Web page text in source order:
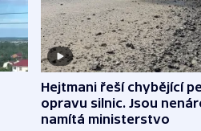
Hejtmani řeší chybějící
opravu silnic. Jsou
namítá ministerstvo